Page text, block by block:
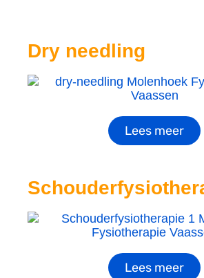
Dry needling
Lees meer
Lees meer